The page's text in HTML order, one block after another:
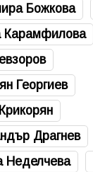
Божкова
Карамфилова
Георгиев
Драгнев
Неделчева